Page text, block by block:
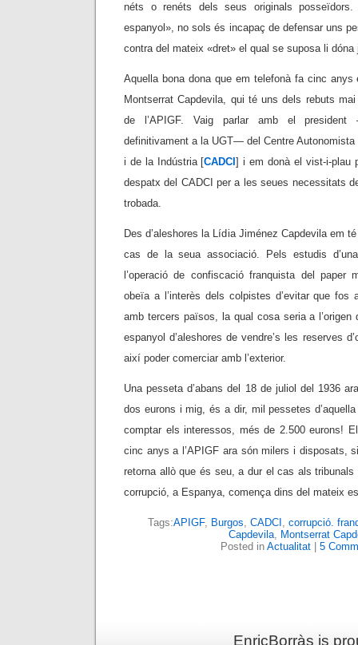
néts o renéts dels seus originals
espanyol», no sols és incapaç de defensar uns
contra del mateix «dret» el qual se suposa li
Aquella bona dona que em telefonà fa cinc
Montserrat Capdevila, qui té uns dels rebuts
de l’APIGF. Vaig parlar amb el
definitivament a la UGT— del Centre Autonomista
i de la Indústria [CADCI] i em donà el vist-i-plau
despatx del CADCI per a les seues necessitats
trobada.
Des d’aleshores la Lídia Jiménez Capdevila em
cas de la seua associació. Pels estudis
l’operació de confiscació franquista del paper
obeïa a l’interès dels colpistes d’evitar que fos
amb tercers països, la qual cosa seria a
espanyol d’aleshores de vendre’s les reserves
així poder comerciar amb l’exterior.
Una pesseta d’abans del 18 de juliol del 1936
dos eurons i mig, és a dir, mil pessetes
comptar els interessos, més de 2.500 eurons!
cinc anys a l’APIGF ara són milers i disposats,
retorna allò que és seu, a dur el cas als
corrupció, a Espanya, comença dins del mateix
Tags:APIGF, Burgos, CADCI , corrupció.
Capdevila, Montserrat
Posted in Actualitat| 5
EnricBorràs is